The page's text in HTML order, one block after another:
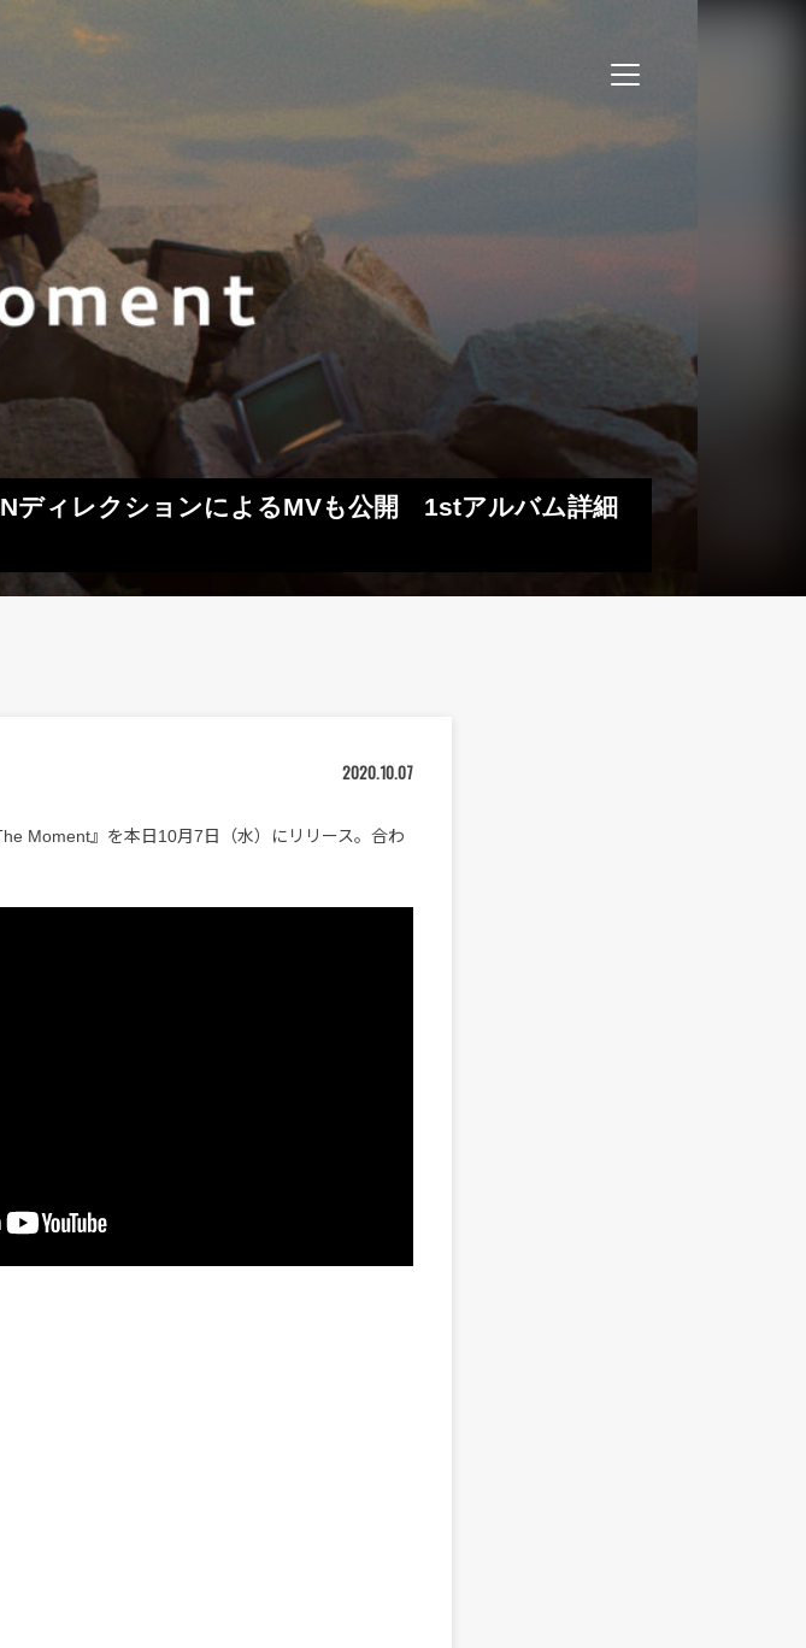
ディレクションによるMVも公開 1stアルバム詳細
2020.10.07
Moment』を本日10月7日（水）にリリース。合わ